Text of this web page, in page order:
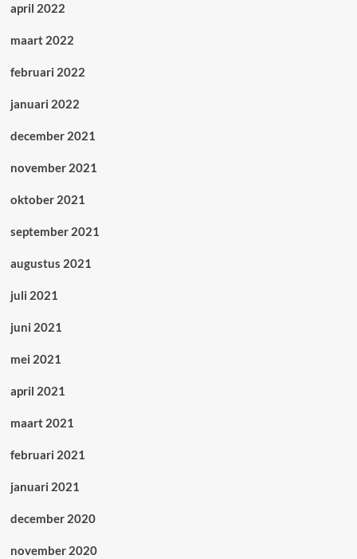
april 2022
maart 2022
februari 2022
januari 2022
december 2021
november 2021
oktober 2021
september 2021
augustus 2021
juli 2021
juni 2021
mei 2021
april 2021
maart 2021
februari 2021
januari 2021
december 2020
november 2020